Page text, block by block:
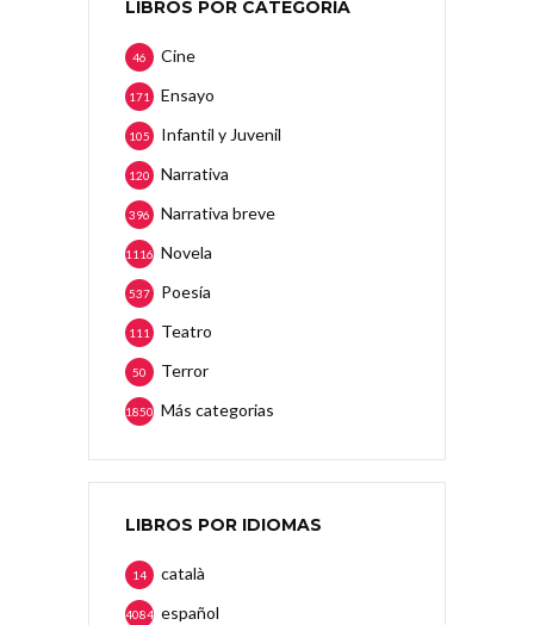
LIBROS POR CATEGORÍA
Cine
46
Ensayo
171
Infantil y Juvenil
105
Narrativa
120
Narrativa breve
396
Novela
1116
Poesía
537
Teatro
111
Terror
50
Más categorias
1850
LIBROS POR IDIOMAS
català
14
español
4084